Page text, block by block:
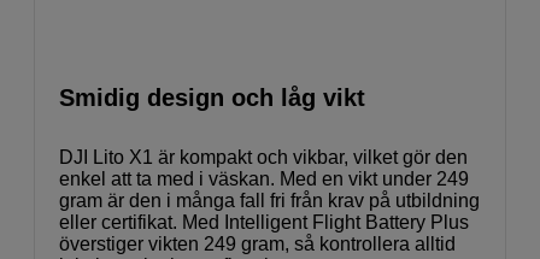
Smidig design och låg vikt
DJI Lito X1 är kompakt och vikbar, vilket gör den
enkel att ta med i väskan. Med en vikt under 249
gram är den i många fall fri från krav på utbildning
eller certifikat. Med Intelligent Flight Battery Plus
överstiger vikten 249 gram, så kontrollera alltid